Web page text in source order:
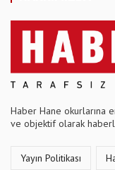
Haber Hane okurlarına
ve objektif olarak
Yayın Politikası